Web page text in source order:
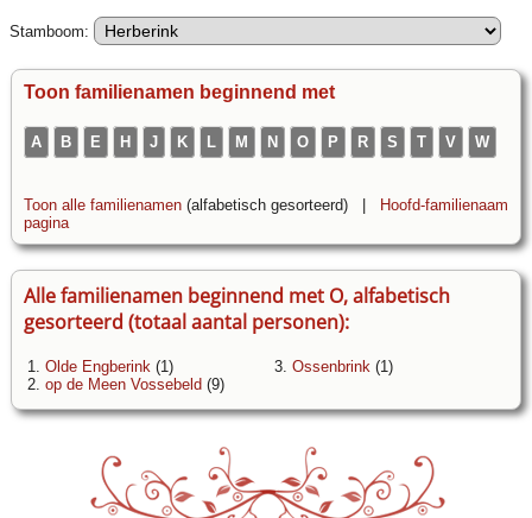
Stamboom:
Toon familienamen beginnend met
A B E H J K L M N O P R S T V W
Toon alle familienamen (alfabetisch gesorteerd) | Hoofd-familienaam
pagina
Alle familienamen beginnend met O, alfabetisch
gesorteerd (totaal aantal personen):
1. Olde Engberink (1)
2. op de Meen Vossebeld (9)
3. Ossenbrink (1)